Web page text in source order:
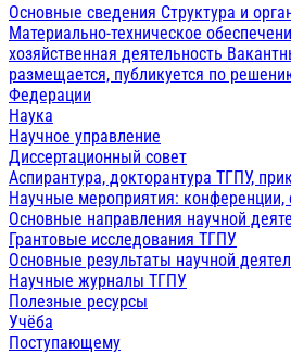
Основные сведения Структура и
Материально-техническое
хозяйственная деятельность
размещается, публикуется по
Федерации
Наука
Научное управление
Диссертационный совет
Аспирантура, докторантура ТГПУ,
Научные мероприятия: конференции,
Основные направления научной
Грантовые исследования ТГПУ
Основные результаты научной
Научные журналы ТГПУ
Полезные ресурсы
Учёба
Поступающему